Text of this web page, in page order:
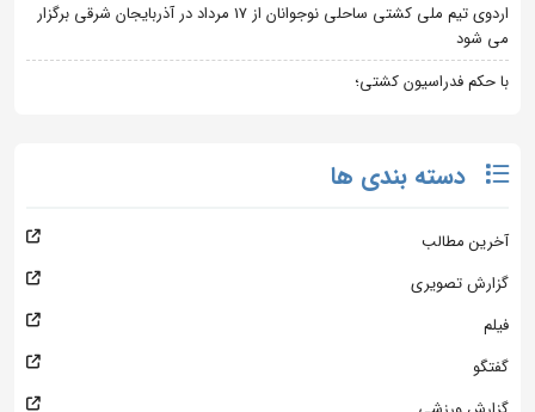
اردوی تیم ملی کشتی ساحلی نوجوانان از 17 مرداد در آذربایجان شرقی برگزار
می شود
با حکم فدراسیون کشتی؛
دسته بندی ها
آخرین مطالب
گزارش تصویری
فیلم
گفتگو